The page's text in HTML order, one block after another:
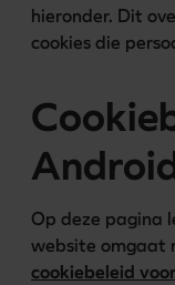
hieronder. Dit
Op deze pagina
cookiebeleid